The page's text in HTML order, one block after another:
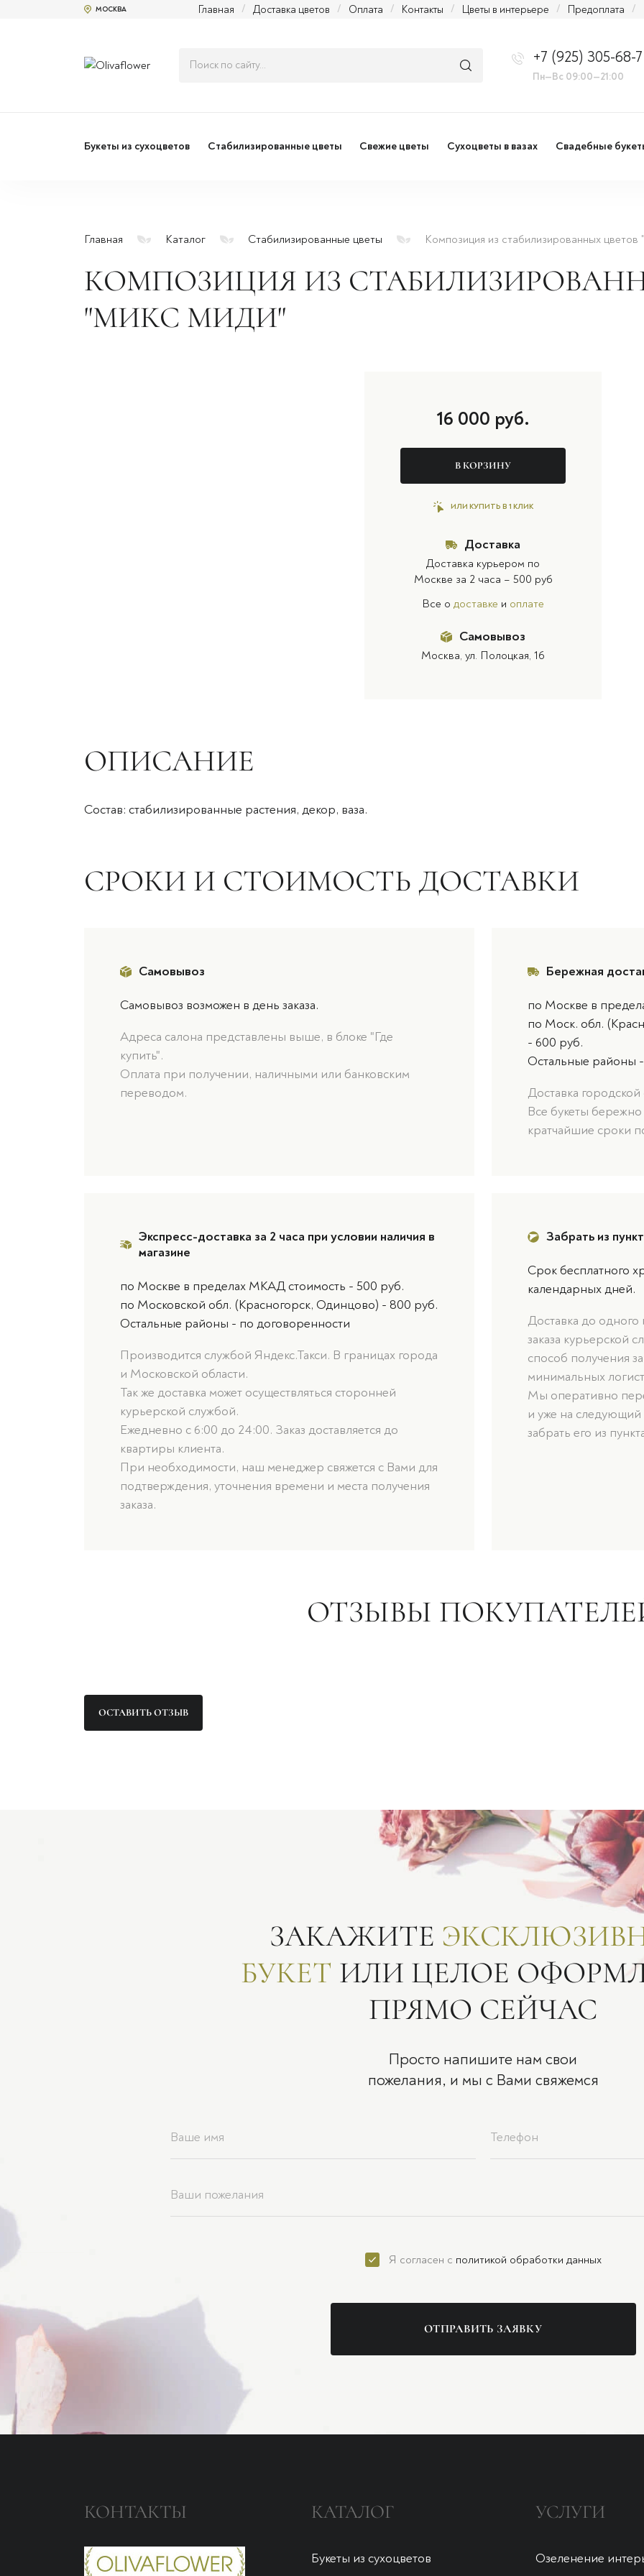
МОСКВА Главная / Доставка цветов / Оплата / Контакты / Цветы в интерьере / Предоплата /
+7 (925) 305-68-
Пн—Вс 09:00—21:00
Букеты из сухоцветов Стабилизированные цветы Свежие цветы Сухоцветы в вазах Свадебные
Главная Каталог Стабилизированные цветы Композиция из стабилизированных
КОМПОЗИЦИЯ ИЗ
"МИКС МИДИ"
16 000 руб.
В КОРЗИНУ
ИЛИ КУПИТЬ В 1 КЛИК
Доставка
Доставка курьером по
Москве за 2 часа – 500 руб
Все о доставке и оплате
Самовывоз
Москва, ул. Полоцкая, 16
ОПИСАНИЕ
Состав: стабилизированные растения, декор, ваза.
СРОКИ И СТОИМОСТЬ ДОСТАВКИ
Самовывоз
Самовывоз возможен в день заказа.
Адреса салона представлены выше, в блоке "Где
купить".
Оплата при получении, наличными или банковским
переводом.
Бережная
по Москве в
по Моск. обл.
- 600 руб.
Остальные районы
Доставка
Все букеты
кратчайшие сроки
Экспресс-доставка за 2 часа при условии наличия в
магазине
по Москве в пределах МКАД стоимость - 500 руб.
по Московской обл. (Красногорск, Одинцово) - 800 руб.
Остальные районы - по договоренности
Производится службой Яндекс.Такси. В границах города
и Московской области.
Так же доставка может осуществляться сторонней
курьерской службой.
Ежедневно с 6:00 до 24:00. Заказ доставляется до
квартиры клиента.
При необходимости, наш менеджер свяжется с Вами для
подтверждения, уточнения времени и места получения
заказа.
Забрать из
Срок бесплатного
календарных дней.
Доставка до
заказа курьерской
способ получения
минимальных
Мы оперативно
и уже на следующий
забрать его из
ОТЗЫВЫ
ОСТАВИТЬ ОТЗЫВ
ЗАКАЖИТЕ
БУКЕТ ИЛИ ЦЕЛОЕ
ПРЯМО СЕЙЧАС
Просто напишите нам свои
пожелания, и мы с Вами свяжемся
Я согласен с политикой обработки данных
ОТПРАВИТЬ ЗАЯВКУ
КОНТАКТЫ КАТАЛОГ
Букеты из сухоцветов
УСЛУГИ
Озеленение